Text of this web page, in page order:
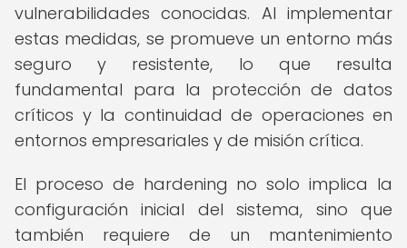
vulnerabilidades conocidas. Al implementar
estas medidas, se promueve un entorno más
seguro y resistente, lo que resulta
fundamental para la protección de datos
críticos y la continuidad de operaciones en
entornos empresariales y de misión crítica.
El proceso de hardening no solo implica la
configuración inicial del sistema, sino que
también requiere de un mantenimiento